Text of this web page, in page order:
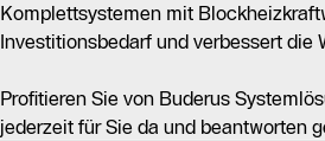
Komplettsystemen mit
Investitionsbedarf und verbessert
Profitieren Sie von Buderus
jederzeit für Sie da und beantworten